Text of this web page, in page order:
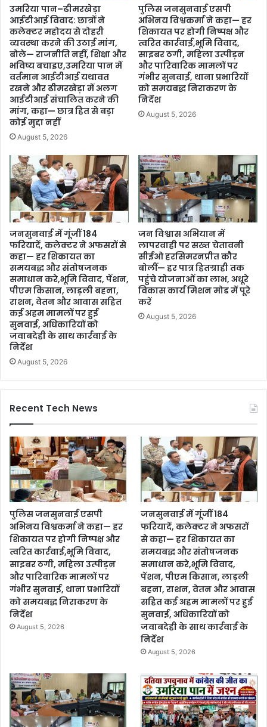
उमरिया पान–ढीमरखेड़ा
आईटीआई विवाद: छात्रों ने
कलेक्टर महोदय से दोहरी
व्यवस्था करने की उठाई मांग,
बोले— राजनीति नहीं, शिक्षा और
भविष्य बचाइए,उमरिया पान में
वर्तमान आईटीआई यथावत
रखने और ढीमरखेड़ा में अलग
आईटीआई संचालित करने की
मांग, कहा— छात्र हित से बड़ा
कोई मुद्दा नहीं
August 5, 2026
पुलिस जनसुनवाई एसपी
अभिनय विश्वकर्मा ने कहा— हर
शिकायत पर होगी निष्पक्ष और
त्वरित कार्रवाई,भूमि विवाद,
साइबर ठगी, महिला उत्पीड़न
और पारिवारिक मामलों पर
गंभीर सुनवाई, थाना प्रभारियों
को समयबद्ध निराकरण के
निर्देश
August 5, 2026
जनसुनवाई में गूंजीं 184
फरियादें, कलेक्टर ने अफसरों से
कहा— हर शिकायत का
समयबद्ध और संतोषजनक
समाधान करे,भूमि विवाद, पेंशन,
पीएम किसान, लाड़ली बहना,
राशन, वेतन और आवास सहित
कई अहम मामलों पर हुई
सुनवाई, अधिकारियों को
जवाबदेही के साथ कार्रवाई के
निर्देश
August 5, 2026
जन विश्वास अभियान में
लापरवाही पर सख्त चेतावनी
सीईओ हरसिमरनप्रीत कौर
बोलीं— हर पात्र हितग्राही तक
पहुंचे योजनाओं का लाभ, अधूरे
विकास कार्य मिशन मोड में पूरे
करें
August 5, 2026
Recent Tech News
पुलिस जनसुनवाई एसपी
अभिनय विश्वकर्मा ने कहा— हर
शिकायत पर होगी निष्पक्ष और
त्वरित कार्रवाई,भूमि विवाद,
साइबर ठगी, महिला उत्पीड़न
और पारिवारिक मामलों पर
गंभीर सुनवाई, थाना प्रभारियों
को समयबद्ध निराकरण के
निर्देश
August 5, 2026
जनसुनवाई में गूंजीं 184
फरियादें, कलेक्टर ने अफसरों
से कहा— हर शिकायत का
समयबद्ध और संतोषजनक
समाधान करे,भूमि विवाद,
पेंशन, पीएम किसान, लाड़ली
बहना, राशन, वेतन और आवास
सहित कई अहम मामलों पर हुई
सुनवाई, अधिकारियों को
जवाबदेही के साथ कार्रवाई के
निर्देश
August 5, 2026